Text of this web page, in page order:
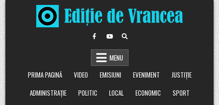
Skip
to
content
MENU
PRIMA PAGINĂ
VIDEO EMISIUNI EVENIMENT
JUSTIȚIE
ADMINISTRAȚIE
POLITIC LOCAL ECONOMIC
SPORT